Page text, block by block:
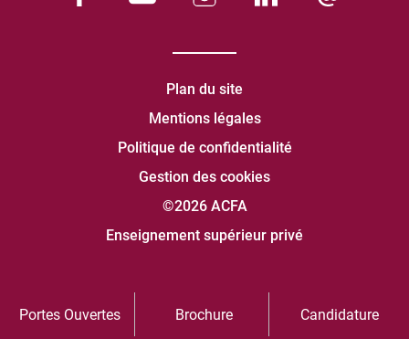
Plan du site
Mentions légales
Politique de confidentialité
Gestion des cookies
©2026 ACFA
Enseignement supérieur privé
Portes Ouvertes Brochure Candidature